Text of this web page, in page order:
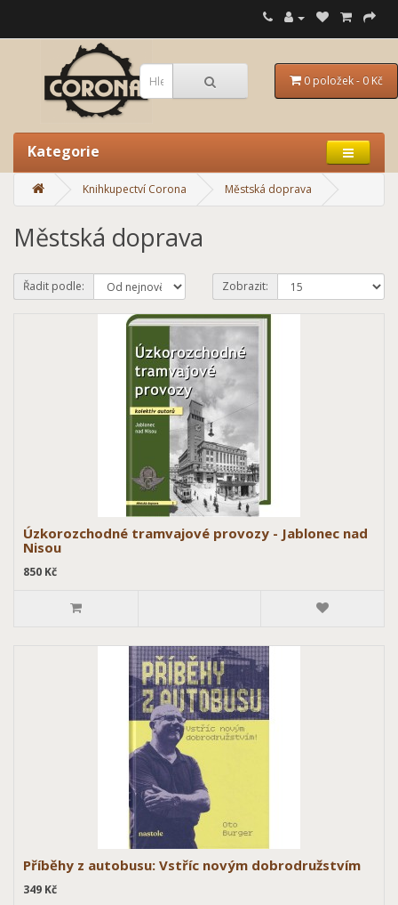
0 položek - 0 Kč
Kategorie
Knihkupectví Corona Městská doprava
Městská doprava
Řadit podle: Zobrazit:
Úzkorozchodné tramvajové provozy - Jablonec nad
Nisou
850 Kč
Příběhy z autobusu: Vstříc novým dobrodružstvím
349 Kč